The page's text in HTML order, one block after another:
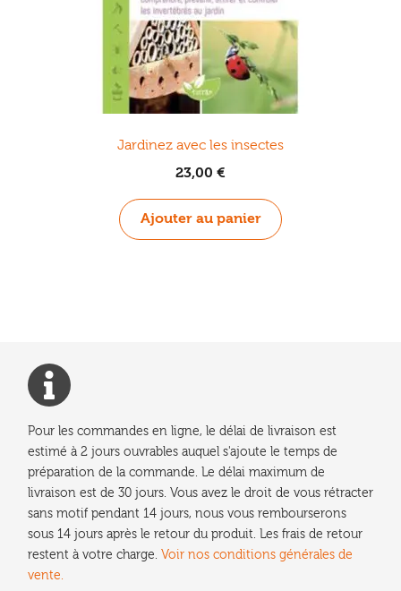
Jardinez avec les insectes
23,00 €
Ajouter au panier
Pour les commandes en ligne, le délai de livraison est
estimé à 2 jours ouvrables auquel s'ajoute le temps de
préparation de la commande. Le délai maximum de
livraison est de 30 jours. Vous avez le droit de vous rétracter
sans motif pendant 14 jours, nous vous rembourserons
sous 14 jours après le retour du produit. Les frais de retour
restent à votre charge. Voir nos conditions générales de
vente.